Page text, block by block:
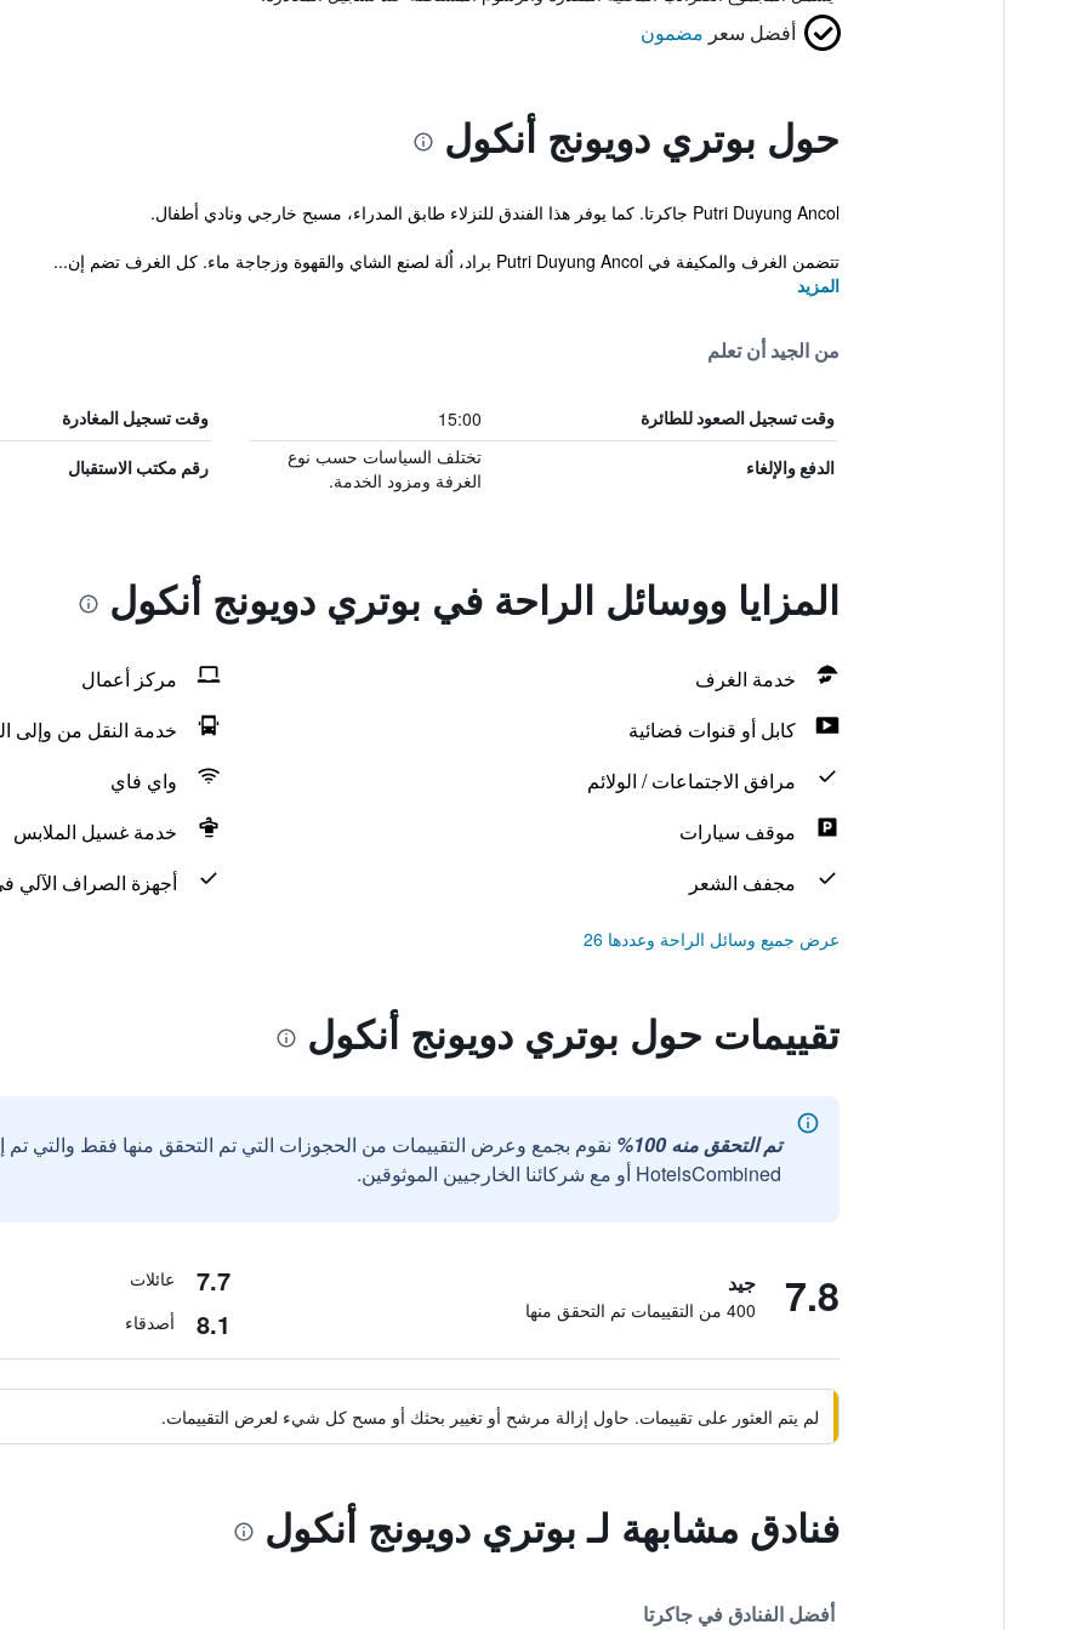
أفضل سعر مضمون
حول بوتري دويونج أنكول
Putri Duyung Ancol جاكرتا. كما يوفر هذا الفندق للنزلاء طابق المدراء، مسبح خارجي ونادي أطفال.
تتضمن الغرف والمكيفة في Putri Duyung Ancol براد، اٌلة لصنع الشاي والقهوة وزجاجة ماء. كل الغرف تضم إن...
المزيد
من الجيد أن تعلم
وقت تسجيل الصعود للطائرة 15:00 وقت تسجيل المغادرة
الدفع والإلغاء
تختلف السياسات حسب نوع
الغرفة ومزود الخدمة.
رقم مكتب الاستقبال
المزايا ووسائل الراحة في بوتري دويونج أنكول
خدمة الغرف
مركز أعمال
كابل أو قنوات فضائية
خدمة النقل من وإلى
مرافق الاجتماعات / الولائم
واي فاي
موقف سيارات
خدمة غسيل الملابس
مجفف الشعر
أجهزة الصراف الآلي
عرض جميع وسائل الراحة وعددها 26
تقييمات حول بوتري دويونج أنكول
تم التحقق منه 100%
نقوم بجمع وعرض التقييمات من الحجوزات التي تم التحقق منها فقط والتي
HotelsCombined أو مع شركائنا الخارجيين الموثوقين.
7.8 جيد
400 من التقييمات تم التحقق منها
7.7 عائلات
8.1 أصدقاء
لم يتم العثور على تقييمات. حاول إزالة مرشح أو تغيير بحثك أو مسح كل شيء لعرض التقييمات.
فنادق مشابهة لـ بوتري دويونج أنكول
أفضل الفنادق في جاكرتا